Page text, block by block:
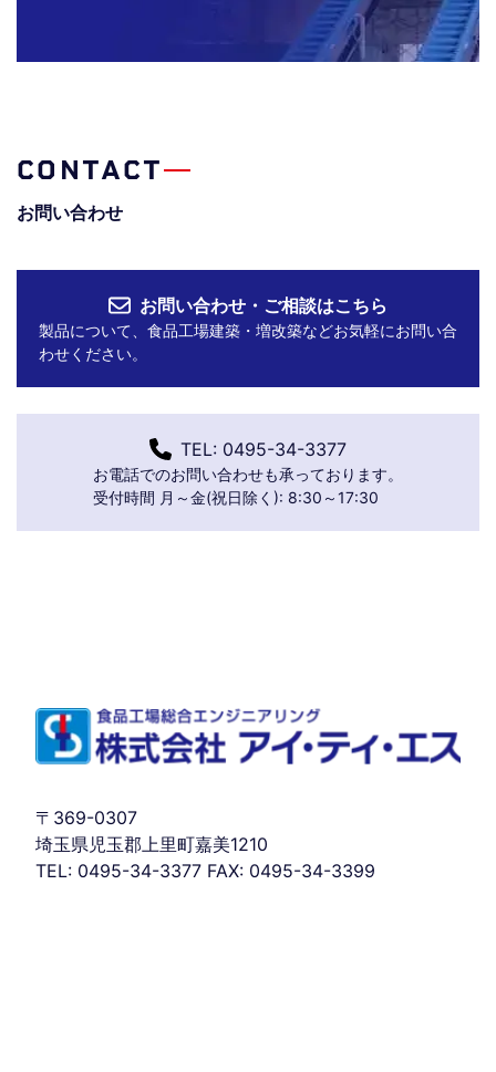
CONTACT
お問い合わせ
お問い合わせ・ご相談はこちら
製品について、食品工場建築・増改築などお気軽にお問い合
わせください。
TEL: 0495-34-3377
お電話でのお問い合わせも承っております。
受付時間 月～金(祝日除く): 8:30～17:30
〒369-0307
埼玉県児玉郡上里町嘉美1210
TEL: 0495-34-3377 FAX: 0495-34-3399